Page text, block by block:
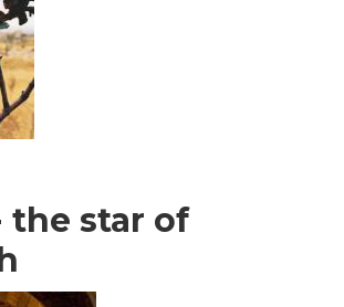
the star of